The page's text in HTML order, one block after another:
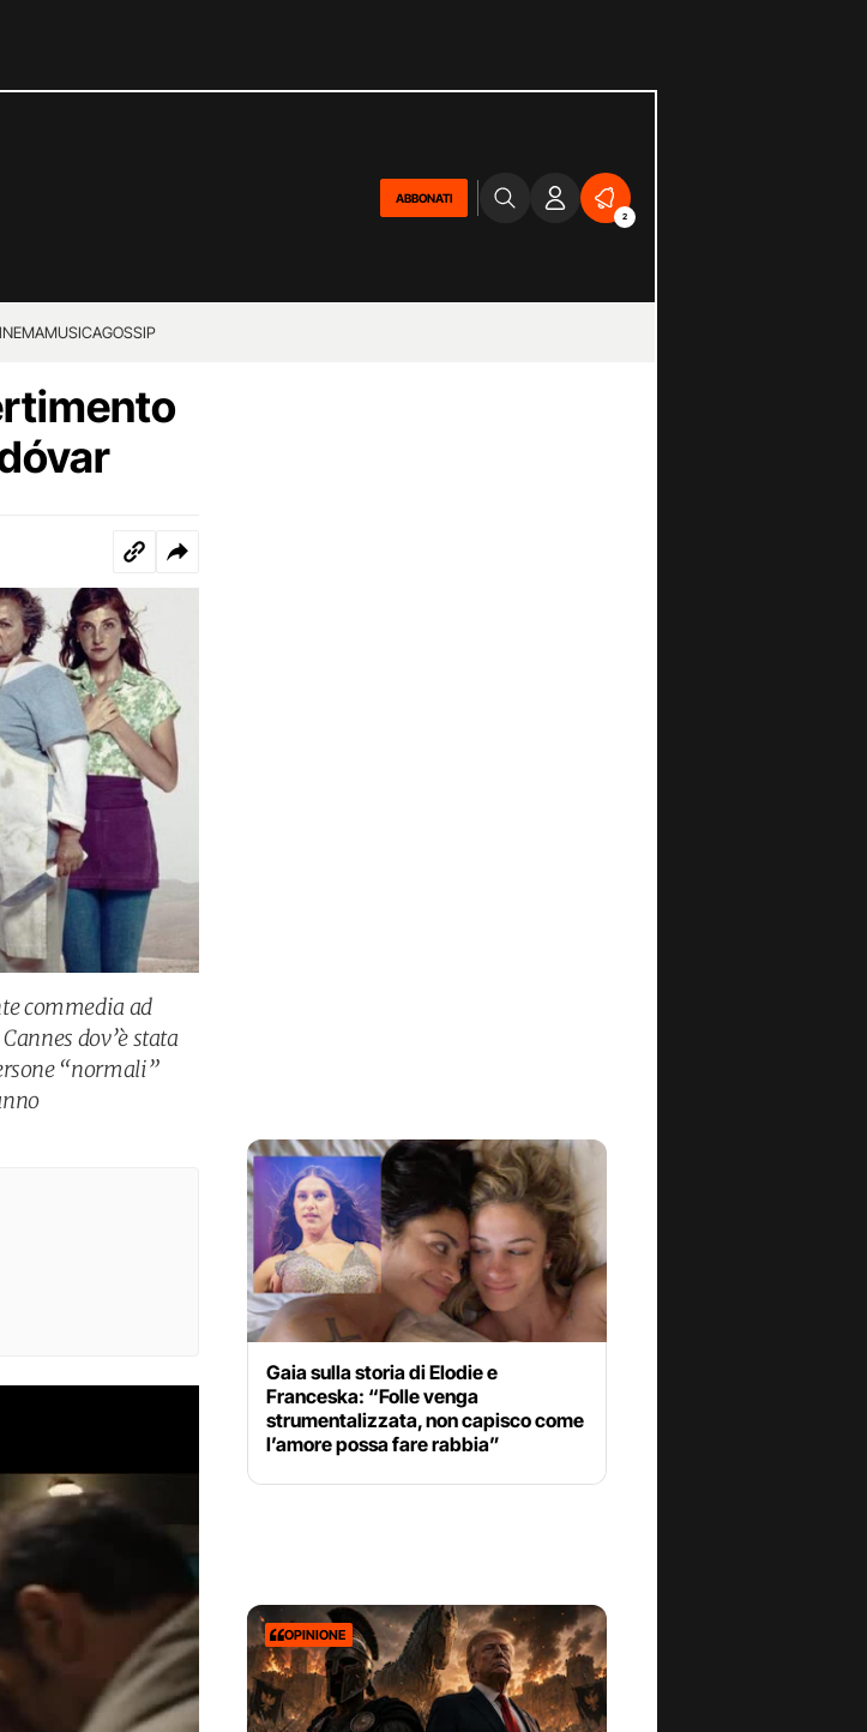
ABBONATI
2
MUSICAGOSSIP
commedia ad
dov’è stata
“normali”
Gaia sulla storia di Elodie e
Franceska: “Folle venga
strumentalizzata, non capisco come
l’amore possa fare rabbia”
OPINIONE